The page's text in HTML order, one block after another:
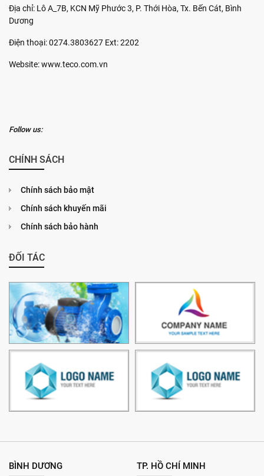
Địa chỉ: Lô A_7B, KCN Mỹ Phước 3, P. Thới Hòa, Tx. Bến Cát, Bình
Dương
Điện thoại: 0274.3803627 Ext: 2202
Website: www.teco.com.vn
Follow us:
CHÍNH SÁCH
Chính sách bảo mật
Chính sách khuyến mãi
Chính sách bảo hành
ĐỐI TÁC
BÌNH DƯƠNG TP. HỒ CHÍ MINH